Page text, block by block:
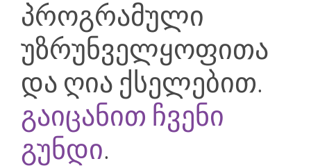
პროგრამული
უზრუნველყოფითა
და ღია ქსელებით.
გაიცანით ჩვენი
გუნდი.